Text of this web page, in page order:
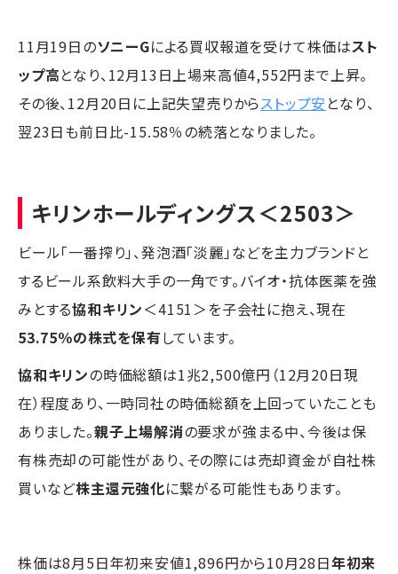
11月19日のソニーGによる買収報道を受けて株価はスト
ップ高となり、12月13日上場来高値4,552円まで上昇。
その後、12月20日に上記失望売りからストップ安となり、
翌23日も前日比-15.58％の続落となりました。
キリンホールディングス＜2503＞
ビール「一番搾り」、発泡酒「淡麗」などを主力ブランドと
するビール系飲料大手の一角です。バイオ・抗体医薬を強
みとする協和キリン＜4151＞を子会社に抱え、現在
53.75％の株式を保有しています。
協和キリンの時価総額は1兆2,500億円（12月20日現
在）程度あり、一時同社の時価総額を上回っていたことも
ありました。親子上場解消の要求が強まる中、今後は保
有株売却の可能性があり、その際には売却資金が自社株
買いなど株主還元強化に繋がる可能性もあります。
株価は8月5日年初来安値1,896円から10月28日年初来